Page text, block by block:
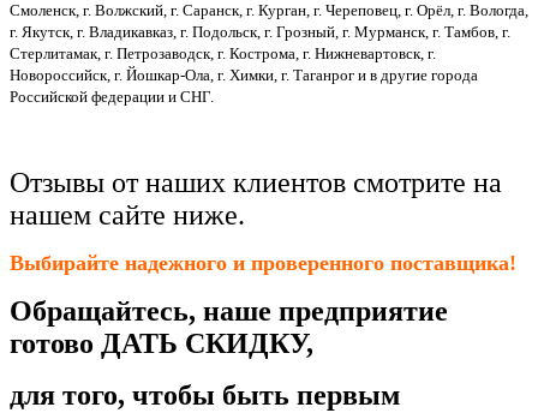
Смоленск, г. Волжский, г. Саранск, г. Курган, г. Череповец, г. Орёл, г. Вологда,
г. Якутск, г. Владикавказ, г. Подольск, г. Грозный, г. Мурманск, г. Тамбов, г.
Стерлитамак, г. Петрозаводск, г. Кострома, г. Нижневартовск, г.
Новороссийск, г. Йошкар-Ола, г. Химки, г. Таганрог и в другие города
Российской федерации и СНГ.
Отзывы от наших клиентов смотрите на
нашем сайте ниже.
Выбирайте надежного и проверенного поставщика!
Обращайтесь, наше предприятие
готово ДАТЬ СКИДКУ,
для того, чтобы быть первым